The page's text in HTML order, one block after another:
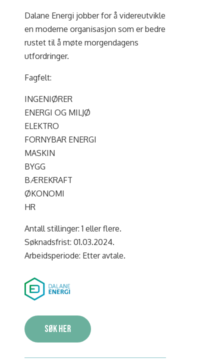
Dalane Energi jobber for å videreutvikle
en moderne organisasjon som er bedre
rustet til å møte morgendagens
utfordringer.
Fagfelt:
INGENIØRER
ENERGI OG MILJØ
ELEKTRO
FORNYBAR ENERGI
MASKIN
BYGG
BÆREKRAFT
ØKONOMI
HR
Antall stillinger: 1 eller flere.
Søknadsfrist: 01.03.2024.
Arbeidsperiode: Etter avtale.
Søk her